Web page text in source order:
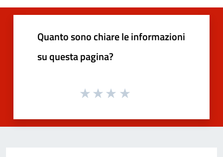
Quanto sono chiare le informazioni
su questa pagina?